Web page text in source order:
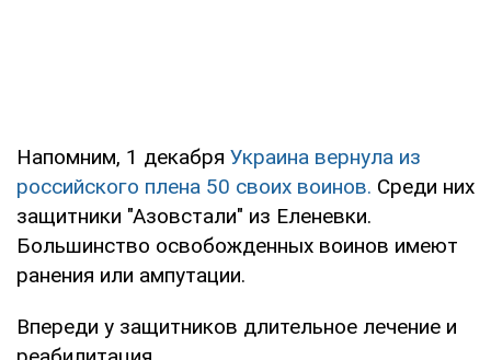
Напомним, 1 декабря Украина вернула из
российского плена 50 своих воинов. Среди них
защитники "Азовстали" из Еленевки.
Большинство освобожденных воинов имеют
ранения или ампутации.
Впереди у защитников длительное лечение и